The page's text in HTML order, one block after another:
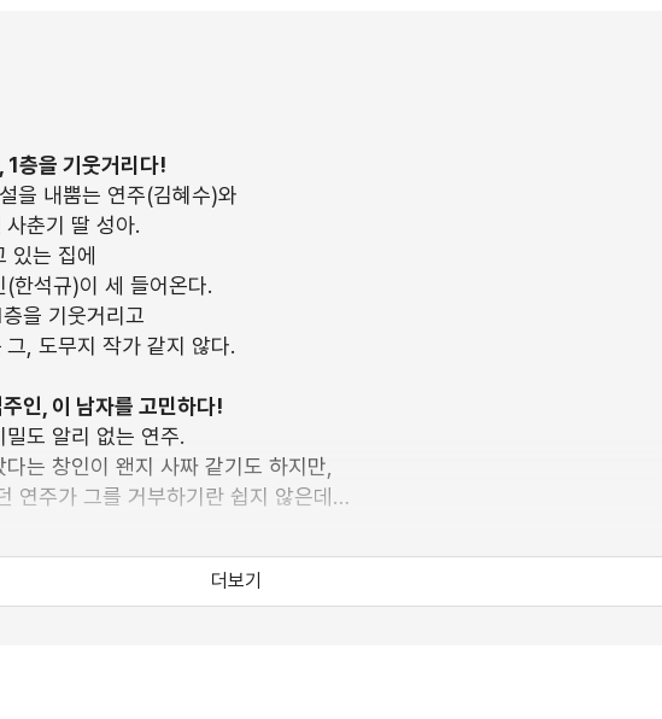
1층을 기웃거리다!
을 내뿜는 연주(김혜수)와
춘기 딸 성아.
있는 집에
한석규)이 세 들어온다.
을 기웃거리고
, 도무지 작가 같지 않다.
인, 이 남자를 고민하다!
도 알리 없는 연주.
는 창인이 왠지 사짜 같기도 하지만,
연주가 그를 거부하기란 쉽지 않은데…
를 필요악의 존재로 만들어가는 두 사람.
더보기